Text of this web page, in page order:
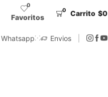
0
Favoritos
0 Carrito $0
Whatsapp Envios